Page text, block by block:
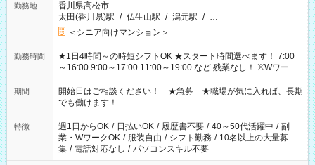
勤務地
香川県高松市
太田(香川県)駅 / 仏生山駅 / 潟元駅 / …
＜シニア向けマンション＞
勤務時間
★1日4時間～の時短シフトOK ★スタート時間選べます！ 7:00
～16:00 9:00～17:00 11:00～19:00 など 残業なし！ ※Wワーク
の場合、他のお仕事と合わせ週40時間超の就業はご案内できま
せん ※法令に基づき、週20時間以上勤務は社会保険への加入対
象となります ※労働者派遣法（日雇い派遣の原則禁止）によ
り、短時間・短期間の就業はご案内が難しい場合があります
期間
開始日はご相談ください！ ★急募 ★職場が気に入れば、長期
でも働けます！
特徴 週1日からOK / 日払いOK / 履歴書不要 / 40～50代活躍中 / 副
業・WワークOK / 服装自由 / シフト勤務 / 10名以上の大量募
集 / 電話対応なし / パソコンスキル不要